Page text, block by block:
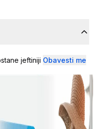
jeftiniji Obavesti me